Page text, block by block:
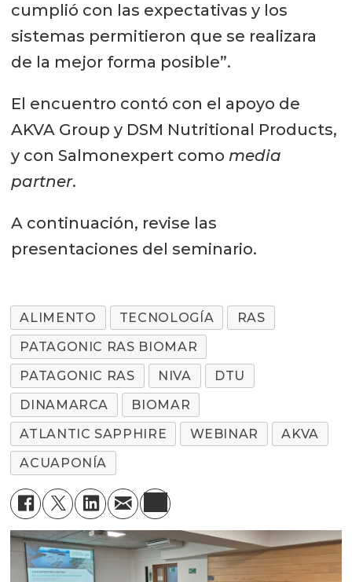
cumplió con las expectativas y los
sistemas permitieron que se realizara
de la mejor forma posible”.
El encuentro contó con el apoyo de
AKVA Group y DSM Nutritional Products,
y con Salmonexpert como media
partner.
A continuación, revise las
presentaciones del seminario.
ALIMENTO TECNOLOGÍA
RAS
PATAGONIC RAS BIOMAR
PATAGONIC RAS
NIVA
DTU
DINAMARCA
BIOMAR
ATLANTIC SAPPHIRE
WEBINAR
AKVA
ACUAPONÍA